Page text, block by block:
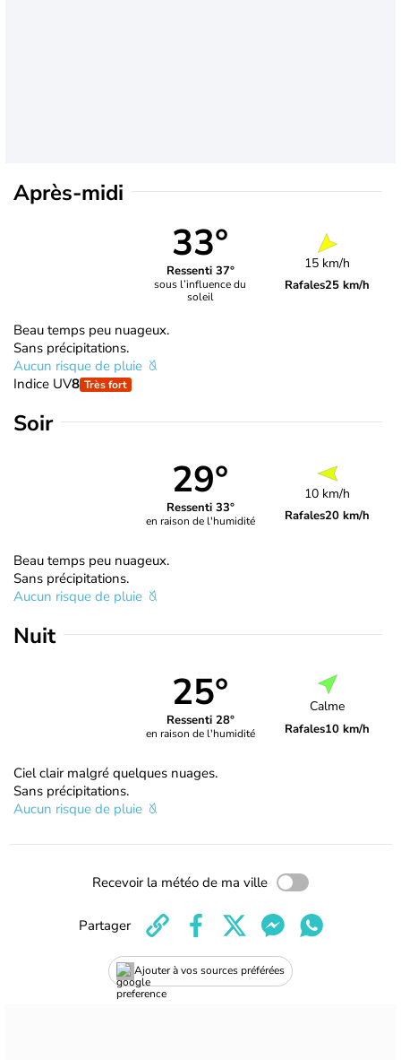
Après-midi
33°
Ressenti 37°
sous l’influence du
soleil
15 km/h
Rafales25 km/h
Beau temps peu nuageux.
Sans précipitations.
Aucun risque de pluie
Indice UV8 Très fort
Soir
29°
Ressenti 33°
en raison de l'humidité
10 km/h
Rafales20 km/h
Beau temps peu nuageux.
Sans précipitations.
Aucun risque de pluie
Nuit
25°
Ressenti 28°
en raison de l'humidité
Calme
Rafales10 km/h
Ciel clair malgré quelques nuages.
Sans précipitations.
Aucun risque de pluie
Recevoir la météo de ma ville
Ajouter à vos sources préférées
Partager